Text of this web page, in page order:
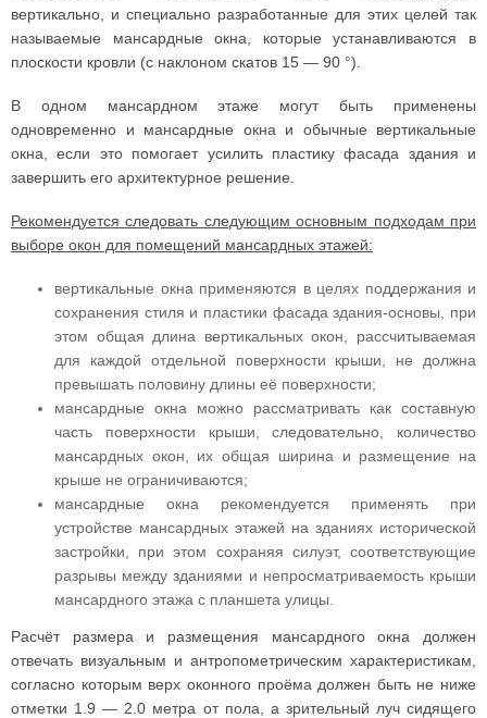
вертикально, и специально разработанные для этих целей так
называемые мансардные окна, которые устанавливаются в
плоскости кровли (с наклоном скатов 15 — 90 °).
В одном мансардном этаже могут быть применены
одновременно и мансардные окна и обычные вертикальные
окна, если это помогает усилить пластику фасада здания и
завершить его архитектурное решение.
Рекомендуется следовать следующим основным подходам при
выборе окон для помещений мансардных этажей:
вертикальные окна применяются в целях поддержания и
сохранения стиля и пластики фасада здания-основы, при
этом общая длина вертикальных окон, рассчитываемая
для каждой отдельной поверхности крыши, не должна
превышать половину длины её поверхности;
мансардные окна можно рассматривать как составную
часть поверхности крыши, следовательно, количество
мансардных окон, их общая ширина и размещение на
крыше не ограничиваются;
мансардные окна рекомендуется применять при
устройстве мансардных этажей на зданиях исторической
застройки, при этом сохраняя силуэт, соответствующие
разрывы между зданиями и непросматриваемость крыши
мансардного этажа с планшета улицы.
Расчёт размера и размещения мансардного окна должен
отвечать визуальным и антропометрическим характеристикам,
согласно которым верх оконного проёма должен быть не ниже
отметки 1.9 — 2.0 метра от пола, а зрительный луч сидящего